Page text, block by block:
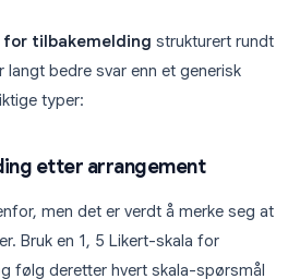
for tilbakemelding strukturert rundt
bedre svar enn et generisk
typer:
etter arrangement
men det er verdt å merke seg at
Bruk en 1, 5 Likert-skala for
følg deretter hvert skala-spørsmål